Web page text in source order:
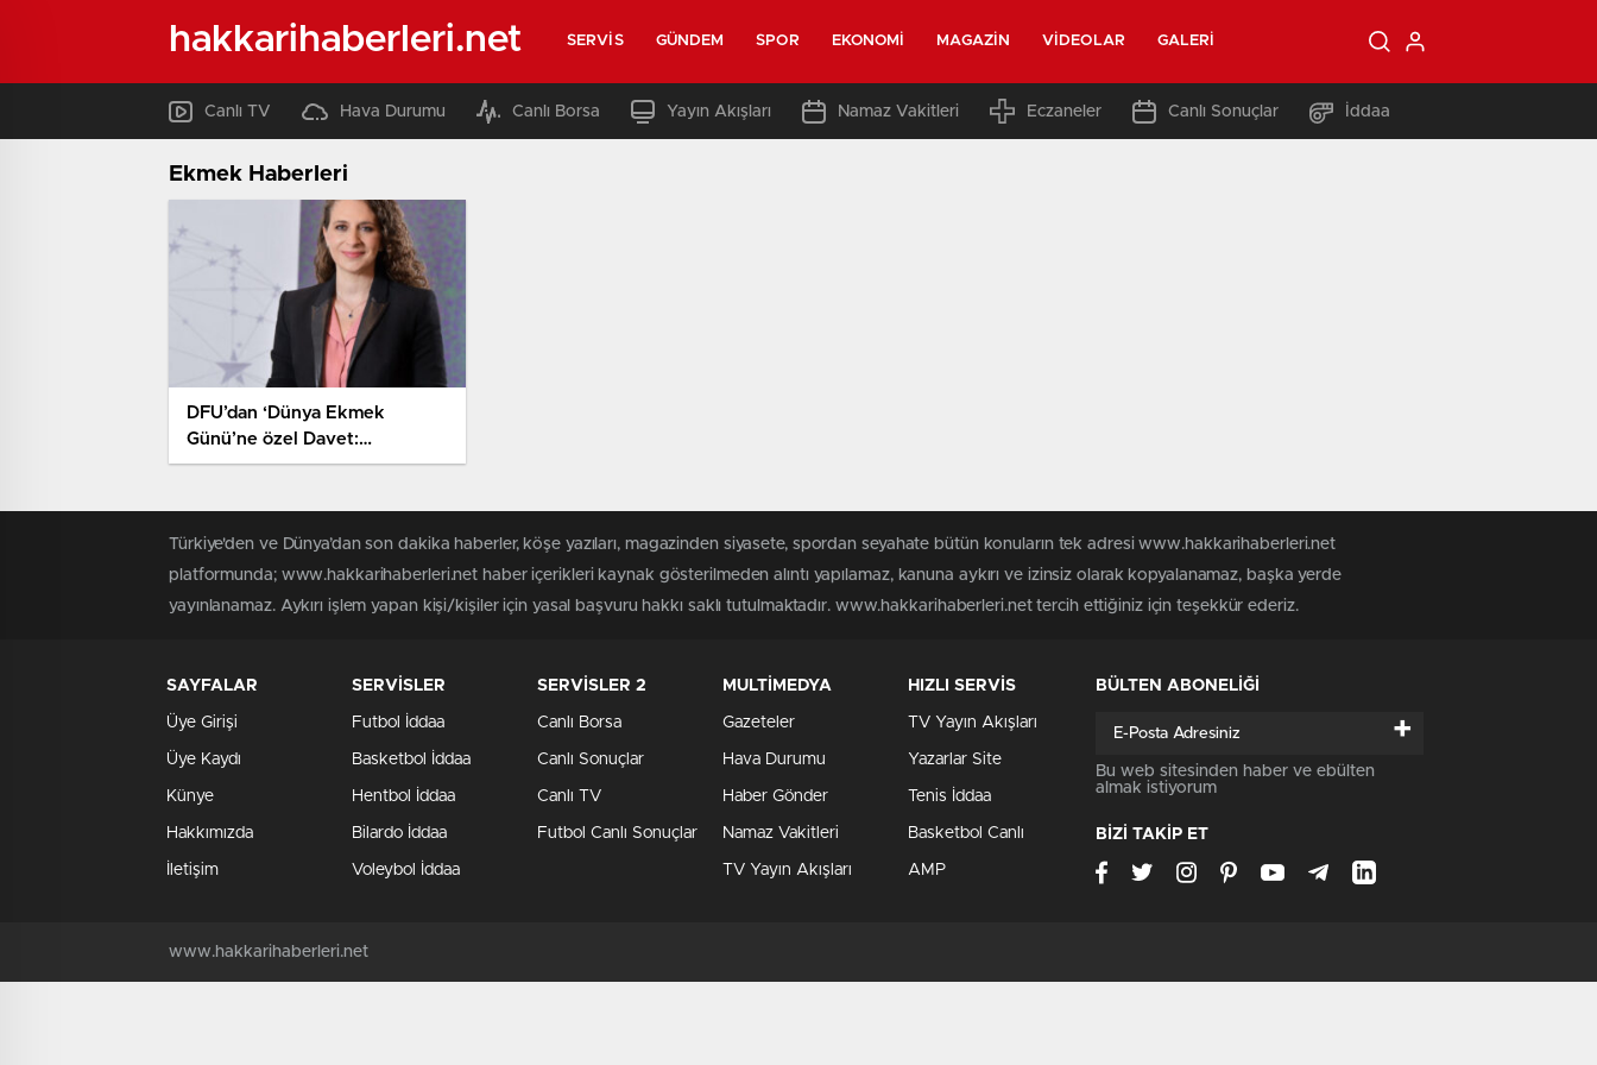
hakkarihaberleri.net SERVIS GÜNDEM SPOR EKONOMI MAGAZIN VIDEOLAR GALERI
Canlı TV Hava Durumu Canlı Borsa Yayın Akışları Namaz Vakitleri Eczaneler Canlı Sonuçlar İddaa
Ekmek Haberleri
DFU’dan ‘Dünya Ekmek
Günü’ne özel Davet:
Dondurulmuş ekmekle israfı
Türkiye'den ve Dünya’dan son dakika haberler, köşe yazıları, magazinden siyasete, spordan seyahate bütün konuların tek adresi www.hakkarihaberleri.net
platformunda; www.hakkarihaberleri.net haber içerikleri kaynak gösterilmeden alıntı yapılamaz, kanuna aykırı ve izinsiz olarak kopyalanamaz, başka yerde
yayınlanamaz. Aykırı işlem yapan kişi/kişiler için yasal başvuru hakkı saklı tutulmaktadır. www.hakkarihaberleri.net tercih ettiğiniz için teşekkür ederiz.
SAYFALAR
Üye Girişi
Üye Kaydı
Künye
Hakkımızda
İletişim
SERVİSLER
Futbol İddaa
Basketbol İddaa
Hentbol İddaa
Bilardo İddaa
Voleybol İddaa
SERVİSLER 2
Canlı Borsa
Canlı Sonuçlar
Canlı TV
Futbol Canlı Sonuçlar
MULTİMEDYA
Gazeteler
Hava Durumu
Haber Gönder
Namaz Vakitleri
TV Yayın Akışları
HIZLI SERVİS
TV Yayın Akışları
Yazarlar Site
Tenis İddaa
Basketbol Canlı
AMP
BÜLTEN ABONELİĞİ
+
Bu web sitesinden haber ve ebülten
almak istiyorum
BİZİ TAKİP ET
www.hakkarihaberleri.net